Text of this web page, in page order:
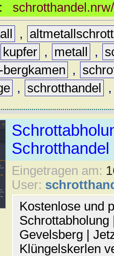
,
altmetallschrott
kupfer , metall ,
,
, schrotthandel
Schrotthandel
Eingetragen am:
User:
Kostenlose und
Gevelsberg |
Klüngelskerlen